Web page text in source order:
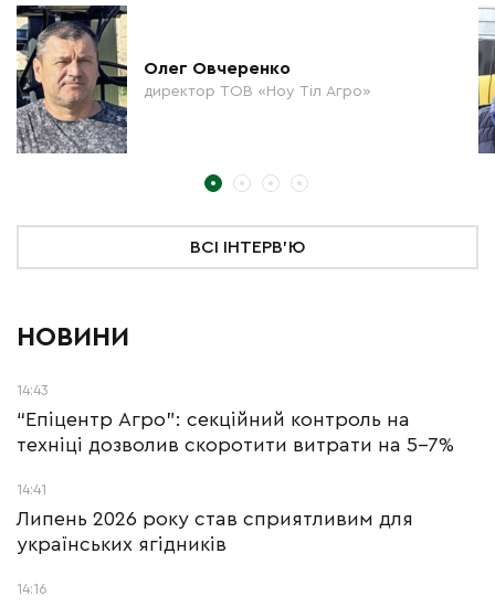
Олег Овчеренко
директор ТОВ «Ноу Тіл Агро»
ВСІ ІНТЕРВ'Ю
НОВИНИ
14:43
“Епіцентр Агро”: секційний контроль на
техніці дозволив скоротити витрати на 5-7%
14:41
Липень 2026 року став сприятливим для
українських ягідників
14:16